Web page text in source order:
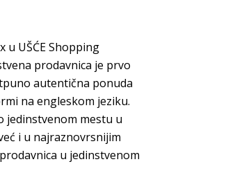
u UŠĆE Shopping
prodavnica je prvo
autentična ponuda
na engleskom jeziku.
jedinstvenom mestu u
i u najraznovrsnijim
u jedinstvenom